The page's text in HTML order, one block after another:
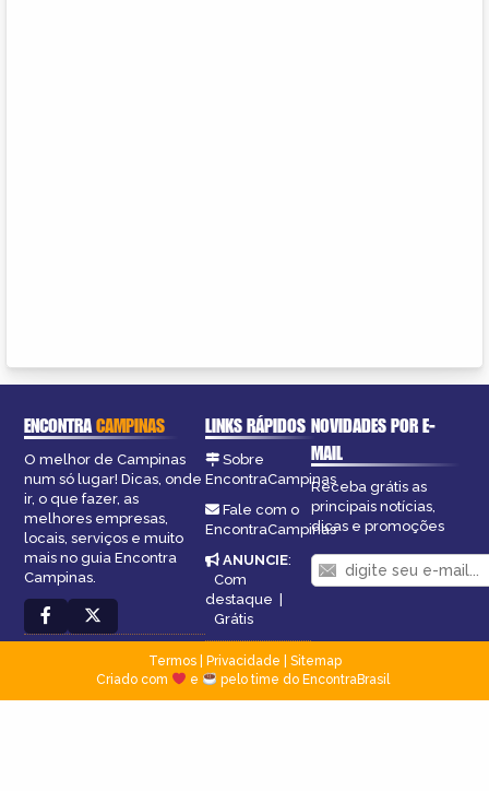
ENCONTRACAMPINAS
O melhor de Campinas
num só lugar! Dicas, onde
ir, o que fazer, as
melhores empresas,
locais, serviços e muito
mais no guia Encontra
Campinas.
LINKS RÁPIDOS
Sobre
EncontraCampinas
Fale com o
EncontraCampinas
ANUNCIE:
Com
destaque |
Grátis
NOVIDADES POR E-
MAIL
Receba grátis as
principais notícias,
dicas e promoções
Termos| Privacidade
Sitemap
Criado com
e pelo time do EncontraBrasil